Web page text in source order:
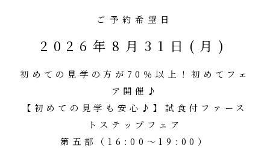
ご予約希望日
2026年8月31日(月)
初めての見学の方が70％以上！初めてフェ
ア開催♪
【初めての見学も安心♪】試食付ファース
トステップフェア
第五部（16:00～19:00）